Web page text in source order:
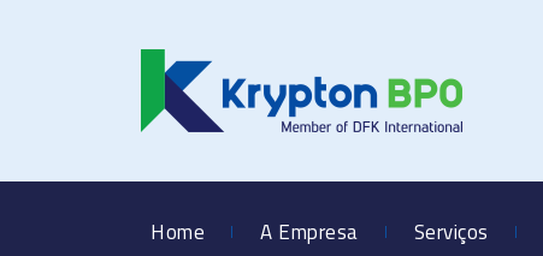
Home A Empresa Serviços